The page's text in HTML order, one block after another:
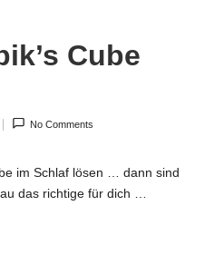
Cube
No Comments
im Schlaf lösen … dann sind
das richtige für dich …